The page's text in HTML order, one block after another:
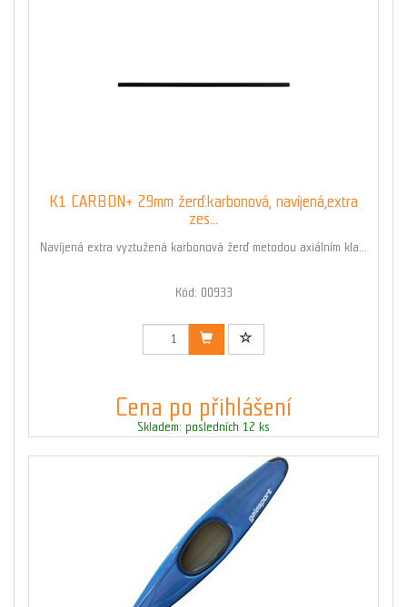
K1 CARBON+ 29mm žerď:karbonová, navíjená,extra
zes...
Navíjená extra vyztužená karbonová žerď metodou axiálním kla...
Kód: 00933
Cena po přihlášení
Skladem: posledních 12 ks